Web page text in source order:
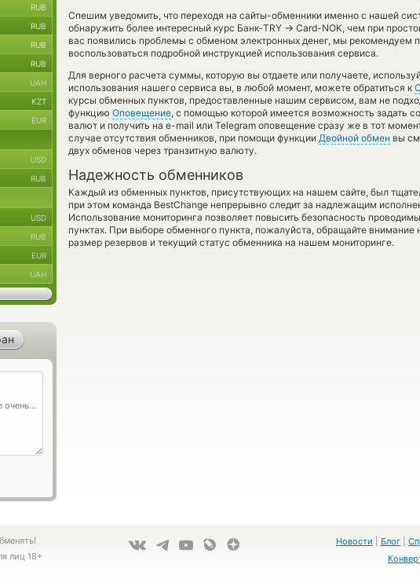
Спешим уведомить, что переходя на сайты-обменники именно с нашей
обнаружить более интересный курс Банк-TRY → Card-NOK, чем при
вас появились проблемы с обменом электронных денег, мы рекомендуем
воспользоваться подробной инструкцией использования сервиса.
Для верного расчета суммы, которую вы отдаете или получаете,
использования нашего сервиса вы, в любой момент, можете обратиться к
курсы обменных пунктов, предоставленные нашим сервисом, вам не
функцию Оповещение, с помощью которой имеется возможность задать
валют и получить на e-mail или Telegram оповещение сразу же в тот
случае отсутствия обменников, при помощи функции Двойной обмен вы
двух обменов через транзитную валюту.
Надежность обменников
Каждый из обменных пунктов, присутствующих на нашем сайте, был
при этом команда BestChange непрерывно следит за надлежащим
Использование мониторинга позволяет повысить безопасность
пунктах. При выборе обменного пункта, пожалуйста, обращайте внимание
размер резервов и текущий статус обменника на нашем мониторинге.
RUB
RUB
RUB
RUB
UAH
KZT
EUR
USD
RUB
USD
RUB
EUR
UAH
лиц 18+
Новости Блог